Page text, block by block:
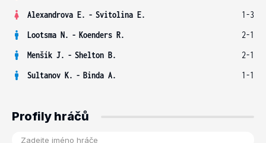
Alexandrova E. - Svitolina E.
1-3
Lootsma N. - Koenders R.
2-1
Menšík J. - Shelton B.
2-1
Sultanov K. - Binda A. 1-1
Profily hráčů